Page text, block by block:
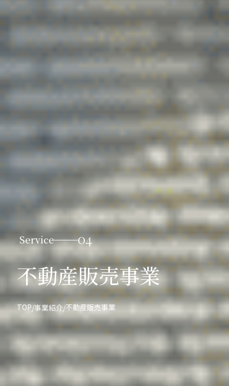
Service 04
不動産販売事業
TOP/事業紹介/不動産販売事業